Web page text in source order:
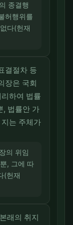
종결행
허행위를
다(헌재
결절차 등
장은 국회
하여 법률
, 법률안 가
는 주체가
의 위임
, 그에 따
(헌재
래의 취지